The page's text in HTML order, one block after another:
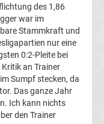
des 1,86
war im
Stammkraft und
nur eine
0:2-Pleite bei
an Trainer
Sumpf stecken, da
Das ganze Jahr
Ich kann nichts
den Trainer